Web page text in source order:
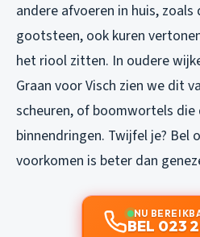
andere afvoeren in huis,
gootsteen, ook kuren
het riool zitten. In oudere
Graan voor Visch zien we dit
scheuren, of boomwortels die
binnendringen. Twijfel je? Bel
voorkomen is beter dan
NU
BEL 023